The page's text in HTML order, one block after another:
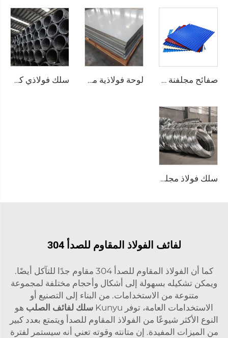
صفائح مجلفنة مموجة، صفحات تسقيف مطلية بالألوان لوحة فولاذية مقاومة للصدأ سلك فولاذي كربوني وقضيب أسود
سلك فولاذ مجلفن (سلك GI) وقضيب سلك
لفائف الفولاذ المقاوم للصدأ 304
كما أن الفولاذ المقاوم للصدأ 304 مقاوم جدًا للتآكل أيضًا.
ويمكن تشكيله بسهولة إلى أشكال وأحجام مختلفة لمجموعة
متنوعة من الاستخدامات. من البناء إلى التصنيع أو
الاستخدامات العامة، توفر Kunyu
سلك لفائف الصلب هو
النوع الأكثر شيوعًا من الفولاذ المقاوم للصدأ ويتمتع بعدد كبير
من الميزات المفيدة. إن متانته وقوته تعني أنه سيستمر لفترة